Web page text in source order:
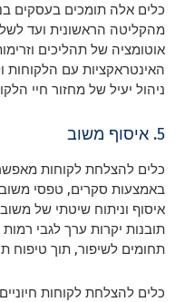
כלים אלה תומכים בעסקים
מהקליטה הראשונית ועד
אוטומציה של תהליכים
האינטראקציות עם הלקוחות
ניהול יעיל של מחזור חיי
5. איסוף משוב
כלים להצלחת לקוחות
באמצעות סקרים, טפסי משוב
איסוף וניתוח שיטתי של
תובנות יקרות ערך לגבי
תחומים לשיפור, תוך טיפוח
כלים להצלחת לקוחות